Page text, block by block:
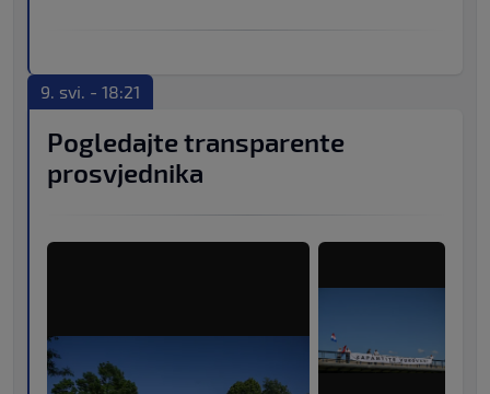
9. svi. - 18:21
Pogledajte transparente
prosvjednika